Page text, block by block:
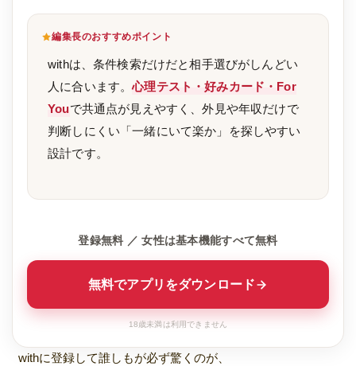
編集長のおすすめポイント
withは、条件検索だけだと相手選びがしんどい
人に合います。心理テスト・好みカード・For
Youで共通点が見えやすく、外見や年収だけで
判断しにくい「一緒にいて楽か」を探しやすい
設計です。
登録無料 ／ 女性は基本機能すべて無料
無料でアプリをダウンロード
18歳未満は利用できません
withに登録して誰しもが必ず驚くのが、